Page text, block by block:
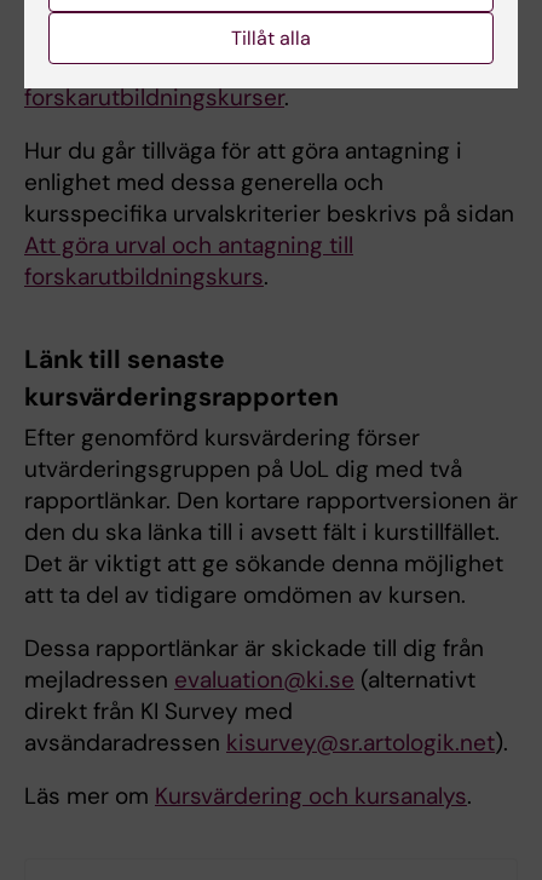
Se vidare om generella urvalskriterier på
sidanBehörighet och urval till
forskarutbildningskurser.
Hur du går tillväga för att göra antagning i
enlighet med dessa generella och
kursspecifika urvalskriterier beskrivs på sidan
Att göra urval och antagning till
forskarutbildningskurs.
Länk till senaste
kursvärderingsrapporten
Efter genomförd kursvärdering förser
utvärderingsgruppen på UoL dig med två
rapportlänkar. Den kortare rapportversionen är
den du ska länka till i avsett fält i kurstillfället.
Det är viktigt att ge sökande denna möjlighet
att ta del av tidigare omdömen av kursen.
Dessa rapportlänkar är skickade till dig från
mejladressen evaluation@ki.se (alternativt
direkt från KI Survey med
avsändaradressen kisurvey@sr.artologik.net).
Läs mer om Kursvärdering och kursanalys.
Tillåt alla